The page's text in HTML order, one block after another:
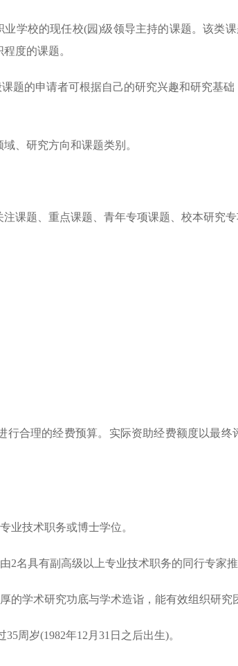
校的现任校(园)级领导主持的课题。该类
度的课题。
的申请者可根据自己的研究兴趣和研究基础
、研究方向和课题类别。
题、重点课题、青年专项课题、校本研究专
合理的经费预算。实际资助经费额度以最终
技术职务或博士学位。
具有副高级以上专业技术职务的同行专家推
学术研究功底与学术造诣，能有效组织研究
岁(1982年12月31日之后出生)。